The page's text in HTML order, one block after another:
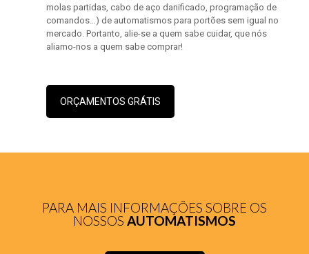
molas partidas, cabo de aço danificado, programação de
comandos…) de automatismos para portões sem igual no
mercado. Portanto, alie-se a quem sabe cuidar, que nós
aliamo-nos a quem sabe comprar!
ORÇAMENTOS GRÁTIS
PARA MAIS INFORMAÇÕES SOBRE OS
NOSSOS AUTOMATISMOS